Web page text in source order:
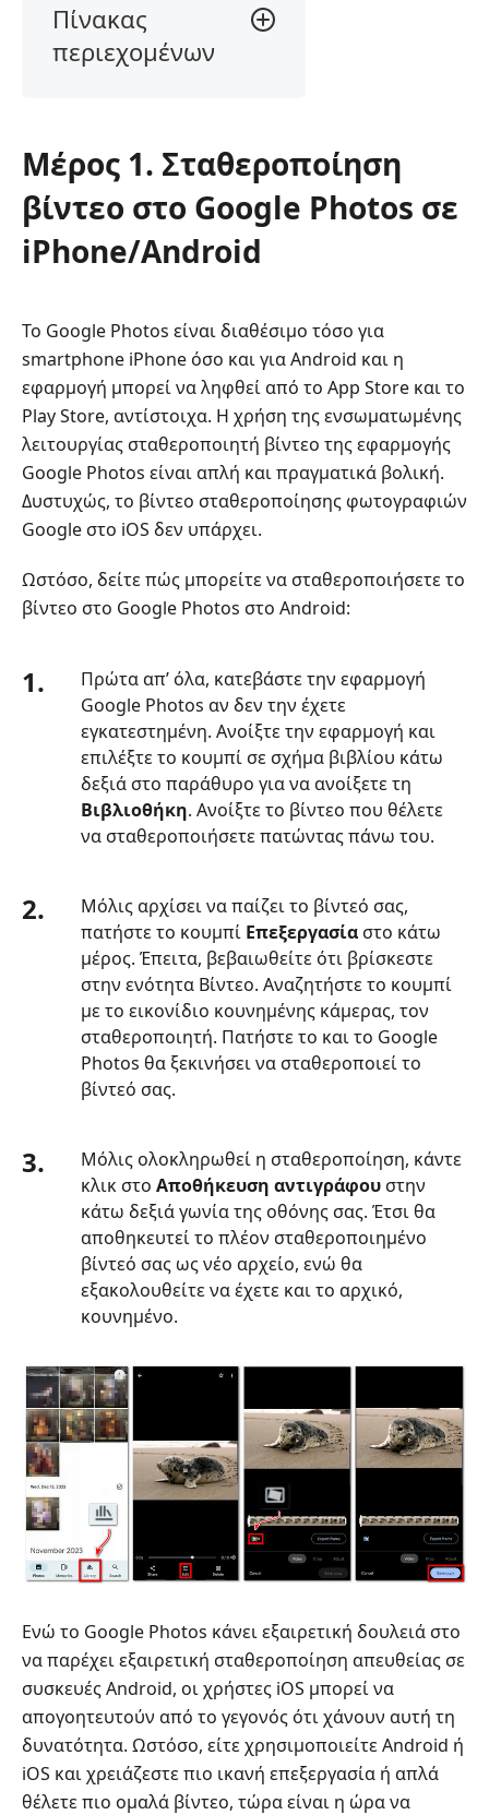
Πίνακας
περιεχομένων
βίντεο
Google
σε
Μέρος
2.
Σταθεροποίηση
βίντεο
στο
Google
Photos
στην
επιφάνεια
Μέρος
βίντεο
στο
Google
Photos
Online
Μέρος
Φωτογραφίες
Google
εναλλακτική
λύση
για
τη
σταθεροποίηση
βίντεο
5.
Συχνές
ερωτήσεις
σχετικά
με
τη
σταθεροποίηση
στο
Google
Photos
Μέρος 1. Σταθεροποίηση
βίντεο στο Google Photos σε
iPhone/Android
Το Google Photos είναι διαθέσιμο τόσο για
smartphone iPhone όσο και για Android και η
εφαρμογή μπορεί να ληφθεί από το App Store και το
Play Store, αντίστοιχα. Η χρήση της ενσωματωμένης
λειτουργίας σταθεροποιητή βίντεο της εφαρμογής
Google Photos είναι απλή και πραγματικά βολική.
Δυστυχώς, το βίντεο σταθεροποίησης φωτογραφιών
Google στο iOS δεν υπάρχει.
Ωστόσο, δείτε πώς μπορείτε να σταθεροποιήσετε το
βίντεο στο Google Photos στο Android:
1.
Πρώτα απ’ όλα, κατεβάστε την εφαρμογή
Google Photos αν δεν την έχετε
εγκατεστημένη. Ανοίξτε την εφαρμογή και
επιλέξτε το κουμπί σε σχήμα βιβλίου κάτω
δεξιά στο παράθυρο για να ανοίξετε τη
Βιβλιοθήκη. Ανοίξτε το βίντεο που θέλετε
να σταθεροποιήσετε πατώντας πάνω του.
2.
Μόλις αρχίσει να παίζει το βίντεό σας,
πατήστε το κουμπί Επεξεργασία στο κάτω
μέρος. Έπειτα, βεβαιωθείτε ότι βρίσκεστε
στην ενότητα Βίντεο. Αναζητήστε το κουμπί
με το εικονίδιο κουνημένης κάμερας, τον
σταθεροποιητή. Πατήστε το και το Google
Photos θα ξεκινήσει να σταθεροποιεί το
βίντεό σας.
3.
Μόλις ολοκληρωθεί η σταθεροποίηση, κάντε
κλικ στο Αποθήκευση αντιγράφου στην
κάτω δεξιά γωνία της οθόνης σας. Έτσι θα
αποθηκευτεί το πλέον σταθεροποιημένο
βίντεό σας ως νέο αρχείο, ενώ θα
εξακολουθείτε να έχετε και το αρχικό,
κουνημένο.
Ενώ το Google Photos κάνει εξαιρετική δουλειά στο
να παρέχει εξαιρετική σταθεροποίηση απευθείας σε
συσκευές Android, οι χρήστες iOS μπορεί να
απογοητευτούν από το γεγονός ότι χάνουν αυτή τη
δυνατότητα. Ωστόσο, είτε χρησιμοποιείτε Android ή
iOS και χρειάζεστε πιο ικανή επεξεργασία ή απλά
θέλετε πιο ομαλά βίντεο, τώρα είναι η ώρα να